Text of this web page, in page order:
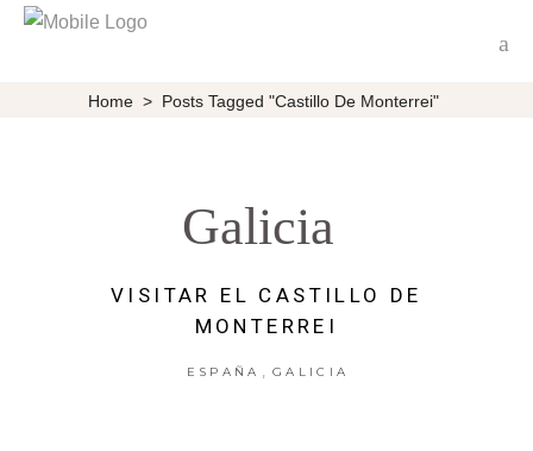
Home > Posts Tagged "Castillo De Monterrei"
Galicia
VISITAR EL CASTILLO DE
MONTERREI
ESPAÑA , GALICIA